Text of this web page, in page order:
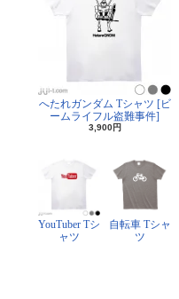
へたれガンダム Tシャツ [ビ
ームライフル盗難事件]
3,900円
YouTuber Tシ
ャツ
自転車 Tシャ
ツ